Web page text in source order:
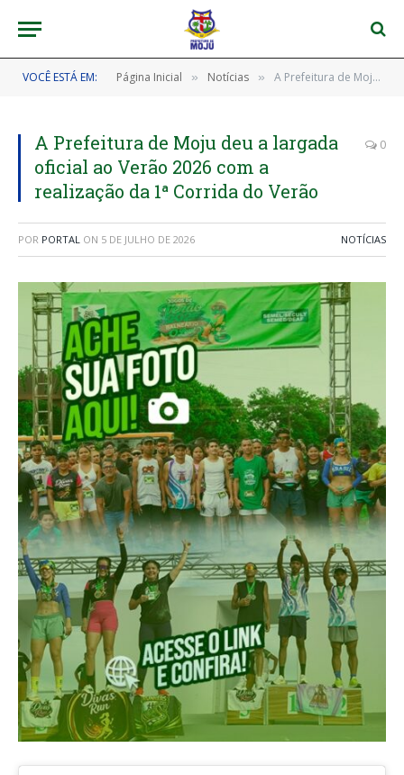
VOCÊ ESTÁ EM: Página Inicial » Notícias » A Prefeitura de Moju deu a largada oficial ao Verão 2026 com a realização da 1ª Corrida do Verão
A Prefeitura de Moju deu a largada
oficial ao Verão 2026 com a
realização da 1ª Corrida do Verão
0
POR PORTAL ON 5 DE JULHO DE 2026 NOTÍCIAS